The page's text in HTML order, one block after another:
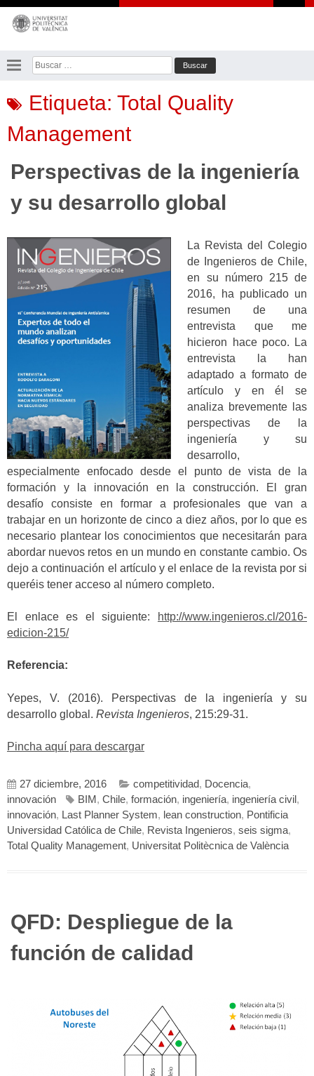
Saltar
contenido
Buscar:
Etiqueta: Total Quality
Management
Perspectivas de la ingeniería
y su desarrollo global
La Revista del Colegio
de Ingenieros de Chile,
en su número 215 de
2016, ha publicado un
resumen de una
entrevista que me
hicieron hace poco. La
entrevista la han
adaptado a formato de
artículo y en él se
analiza brevemente las
perspectivas de la
ingeniería y su
desarrollo,
especialmente enfocado desde el punto de vista de la
formación y la innovación en la construcción. El gran
desafío consiste en formar a profesionales que van a
trabajar en un horizonte de cinco a diez años, por lo que es
necesario plantear los conocimientos que necesitarán para
abordar nuevos retos en un mundo en constante cambio. Os
dejo a continuación el artículo y el enlace de la revista por si
queréis tener acceso al número completo.
El enlace es el siguiente:
http://www.ingenieros.cl/2016-
edicion-215/
Referencia:
Yepes, V. (2016). Perspectivas de la ingeniería y su
desarrollo global. Revista Ingenieros, 215:29-31.
Pincha aquí para descargar
27 diciembre, 2016 competitividad, Docencia,
innovación
BIM, Chile, formación, ingeniería, ingeniería civil,
innovación, Last Planner System, lean construction, Pontificia
Universidad Católica de Chile, Revista Ingenieros, seis sigma,
Total Quality Management, Universitat Politècnica de València
QFD: Despliegue de la
función de calidad